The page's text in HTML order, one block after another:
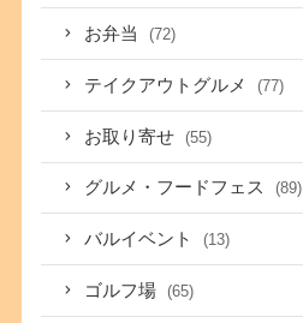
お弁当 (72)
テイクアウトグルメ (77)
お取り寄せ (55)
グルメ・フードフェス (89)
バルイベント (13)
ゴルフ場 (65)